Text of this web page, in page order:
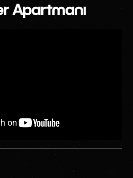
Apartmanı